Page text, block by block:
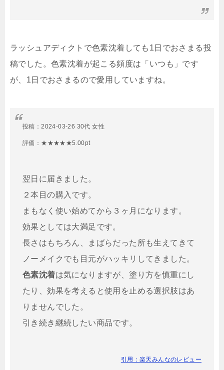
ラッシュアディクトで色素沈着しても1日でおさまる投
稿でした。色素沈着が起こる頻度は「いつも」です
が、1日でおさまるので愛用していますね。
投稿：2024-03-26 30代 女性
評価：★★★★★5.00pt
翌日に届きました。
２本目の購入です。
まもなく使い始めてから３ヶ月になります。
効果としては大満足です。
長さはもちろん、まばらだった所も生えてきて
ノーメイクでも目元がハッキリしてきました。
色素沈着は気になりますが、塗り方を慎重にし
たり、効果を考えると使用を止める選択肢はあ
りませんでした。
引き続き継続したい商品です。
引用：楽天みんなのレビュー